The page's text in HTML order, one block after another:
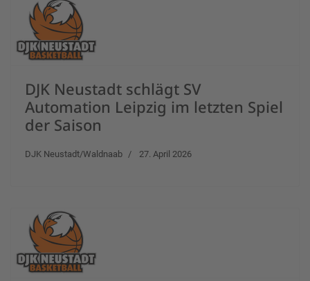
DJK Neustadt schlägt SV
Automation Leipzig im letzten Spiel
der Saison
DJK Neustadt/Waldnaab 27. April 2026